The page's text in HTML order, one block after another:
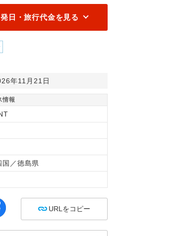
日・旅行代金を見る
年11月21日
情報
／徳島県
URLをコピー